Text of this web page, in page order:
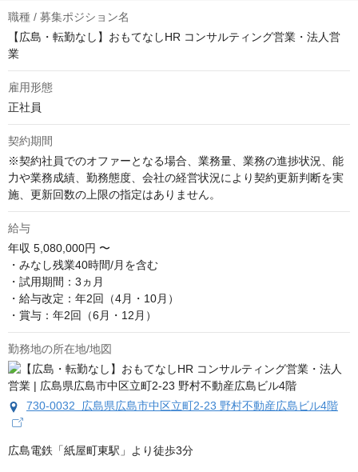
職種 / 募集ポジション名
【広島・転勤なし】おもてなしHR コンサルティング営業・法人営
業
雇用形態
正社員
契約期間
※契約社員でのオファーとなる場合、業務量、業務の進捗状況、能
力や業務成績、勤務態度、会社の経営状況により契約更新判断を実
施、更新回数の上限の指定はありません。
給与
年収 5,080,000円 〜
・みなし残業40時間/月を含む
・試用期間：3ヵ月
・給与改定：年2回（4月・10月）
・賞与：年2回（6月・12月）
勤務地の所在地/地図
730-0032 広島県広島市中区立町2-23 野村不動産広島ビル4階
広島電鉄「紙屋町東駅」より徒歩3分